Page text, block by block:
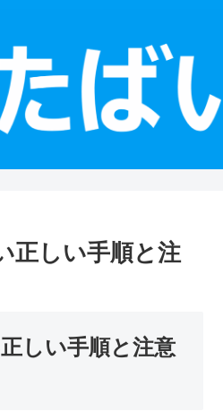
正しい手順と注
しい手順と注意